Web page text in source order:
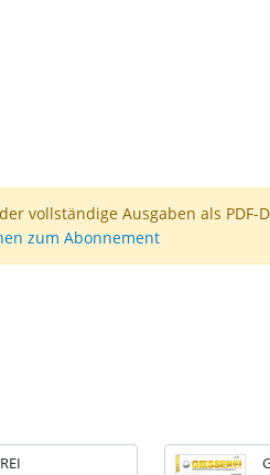
vollständige Ausgaben als
zum Abonnement